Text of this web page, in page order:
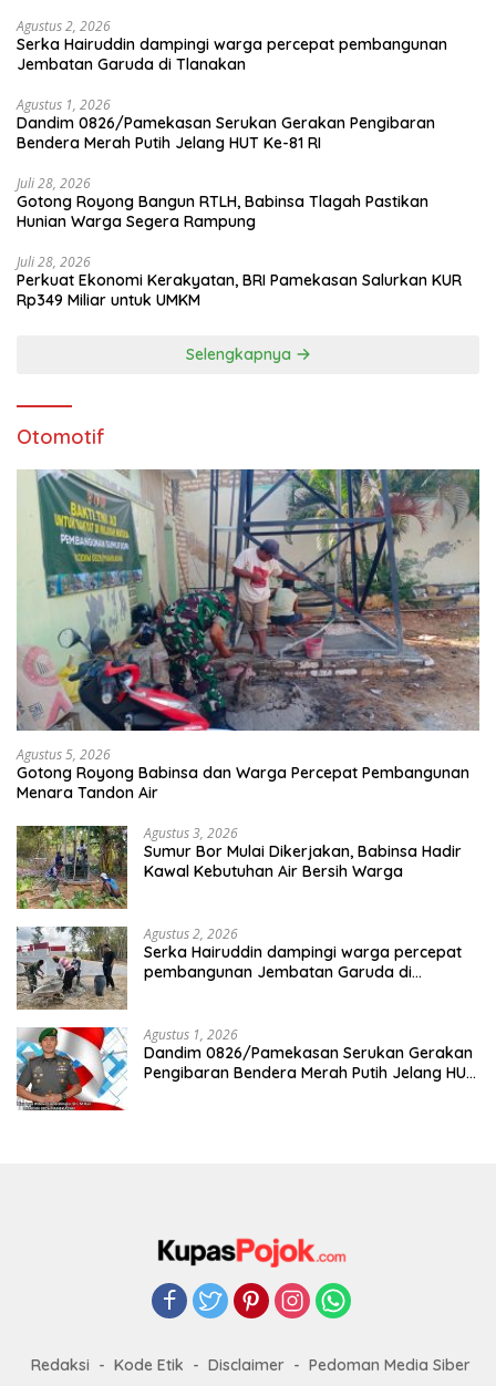
Agustus 2, 2026
Serka Hairuddin dampingi warga percepat pembangunan
Jembatan Garuda di Tlanakan
Agustus 1, 2026
Dandim 0826/Pamekasan Serukan Gerakan Pengibaran
Bendera Merah Putih Jelang HUT Ke-81 RI
Juli 28, 2026
Gotong Royong Bangun RTLH, Babinsa Tlagah Pastikan
Hunian Warga Segera Rampung
Juli 28, 2026
Perkuat Ekonomi Kerakyatan, BRI Pamekasan Salurkan KUR
Rp349 Miliar untuk UMKM
Selengkapnya
Otomotif
Agustus 5, 2026
Gotong Royong Babinsa dan Warga Percepat Pembangunan
Menara Tandon Air
Agustus 3, 2026
Sumur Bor Mulai Dikerjakan, Babinsa Hadir
Kawal Kebutuhan Air Bersih Warga
Agustus 2, 2026
Serka Hairuddin dampingi warga percepat
pembangunan Jembatan Garuda di
Agustus 1, 2026
Dandim 0826/Pamekasan Serukan Gerakan
Pengibaran Bendera Merah Putih Jelang HUT
Redaksi Kode Etik Disclaimer
Pedoman Media Siber